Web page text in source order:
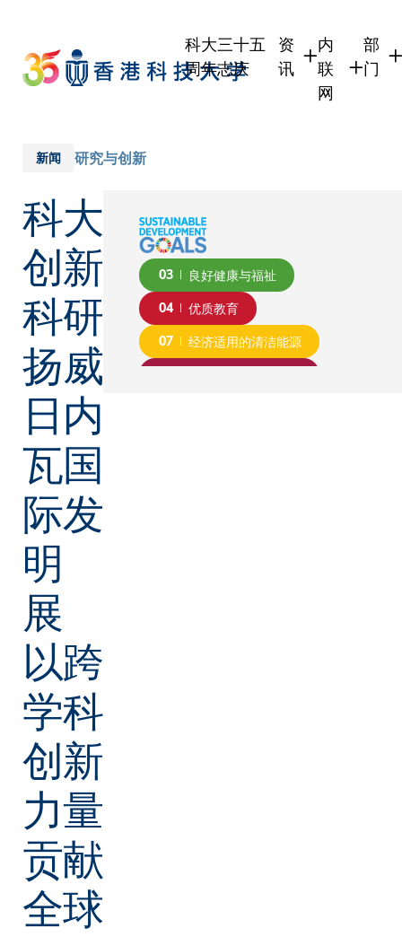
main
content
科大三十五
周年志庆
资
讯
内
联
网
部
门
新闻 研究与创新
科大
创新
科研
扬威
日内
瓦国
际发
明
展
以跨
学科
创新
力量
贡献
全球
03 良好健康与福祉
04 优质教育
07 经济适用的清洁能源